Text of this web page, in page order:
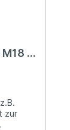
x
zur